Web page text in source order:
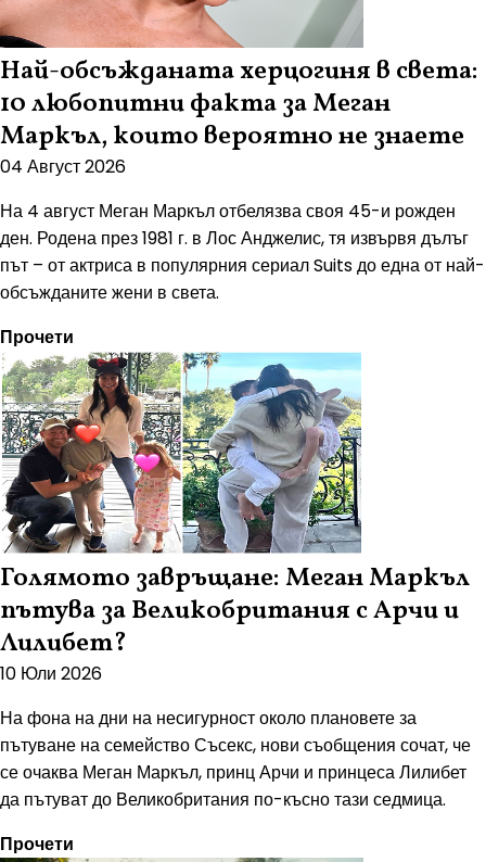
Най-обсъжданата херцогиня в света:
10 любопитни факта за Меган
Маркъл, които вероятно не знаете
04 Август 2026
На 4 август Меган Маркъл отбелязва своя 45-и рожден
ден. Родена през 1981 г. в Лос Анджелис, тя извървя дълъг
път – от актриса в популярния сериал Suits до една от най-
обсъжданите жени в света.
Прочети
Голямото завръщане: Меган Маркъл
пътува за Великобритания с Арчи и
Лилибет?
10 Юли 2026
На фона на дни на несигурност около плановете за
пътуване на семейство Съсекс, нови съобщения сочат, че
се очаква Меган Маркъл, принц Арчи и принцеса Лилибет
да пътуват до Великобритания по-късно тази седмица.
Прочети